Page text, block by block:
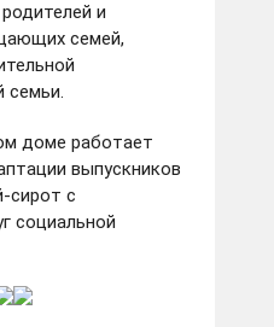
и
семей,
семьи.
доме работает
выпускников
сирот с
социальной